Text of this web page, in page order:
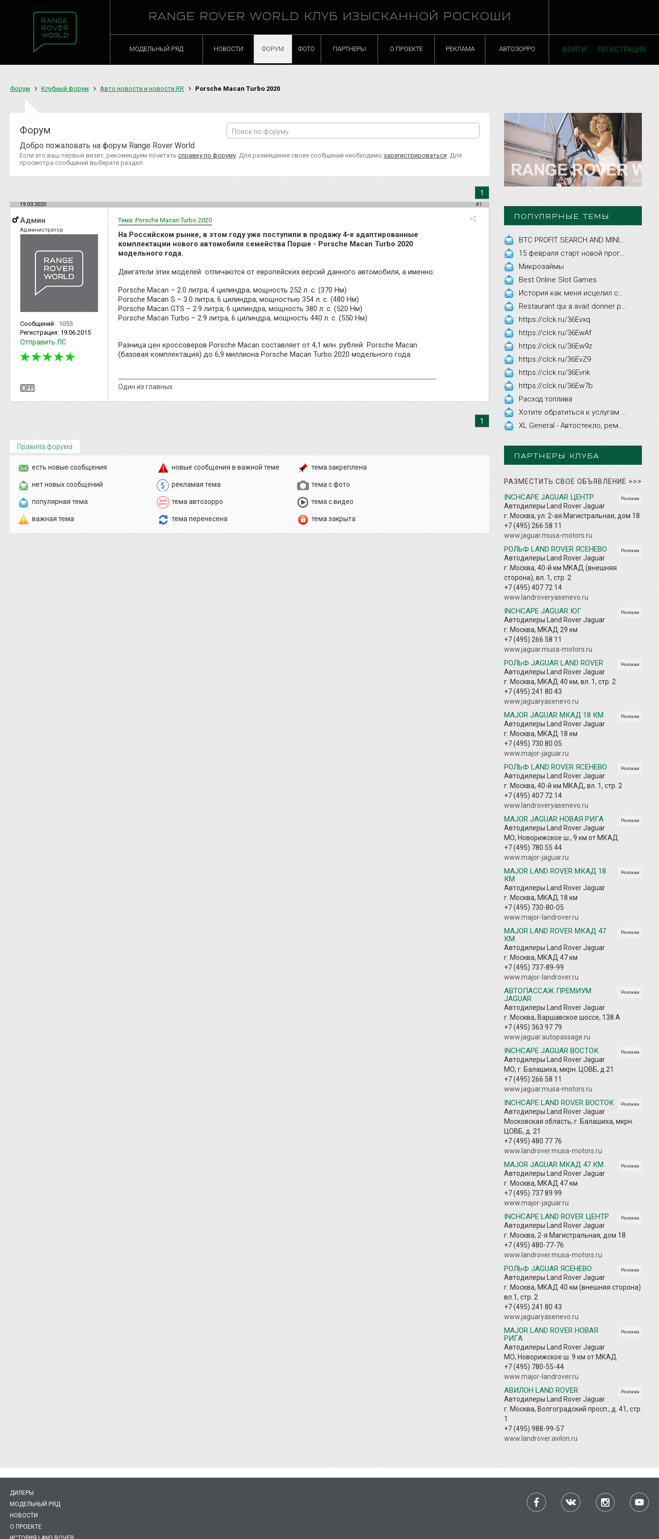
RANGE ROVER WORLD КЛУБ ИЗЫСКАННОЙ РОСКОШИ
МОДЕЛЬНЫЙ РЯД НОВОСТИ ФОРУМ ФОТО ПАРТНЕРЫ О ПРОЕКТЕ РЕКЛАМА АВТОЗОРРО ВОЙТИ РЕГИСТРАЦИЯ
Форум Клубный форум Авто новости и новости RR Porsche Macan Turbo 2020
Форум
Добро пожаловать на форум Range Rover World
Если это ваш первый визит, рекомендуем почитать справку по форуму . Для размещения своих сообщений необходимо зарегистрироваться . Для
просмотра сообщений выберите раздел.
1
19.03.2020 #1
Админ
Администратор
Сообщений: 1055
Регистрация: 19.06.2015
Отправить ЛС
Тема: Porsche Macan Turbo 2020
На Российском рынке, в этом году уже поступили в продажу 4-е адаптированные
комплектации нового автомобиля семейства Порше - Porsche Macan Turbo 2020
модельного года.
Двигатели этих моделей отличаются от европейских версий данного автомобиля, а именно:
Porsche Macan – 2.0 литра, 4 цилиндра, мощность 252 л. с. (370 Нм)
Porsche Macan S – 3.0 литра, 6 цилиндра, мощностью 354 л. с. (480 Нм)
Porsche Macan GTS – 2.9 литра, 6 цилиндра, мощность 380 л. с. (520 Нм)
Porsche Macan Turbo – 2.9 литра, 6 цилиндра, мощность 440 л. с. (550 Нм)
Разница цен кроссоверов Porsche Macan составляет от 4,1 млн. рублей Porsche Macan
(базовая комплектация) до 6,9 миллиона Porsche Macan Turbo 2020 модельного года.
Один из главных
1
Правила форума
есть новые сообщения
нет новых сообщений
популярная тема
важная тема
новые сообщения в важной теме
рекламая тема
тема автозорро
тема перенесена
тема закреплена
тема с фото
тема с видео
тема закрыта
ПОПУЛЯРНЫЕ ТЕМЫ
Микрозаймы
Best Online Slot Games
https://clck.ru/36Evxq
https://clck.ru/36EwAf
https://clck.ru/36Ew9z
https://clck.ru/36EvZ9
https://clck.ru/36Evnk
https://clck.ru/36Ew7b
Расход топлива
ПАРТНЕРЫ КЛУБА
РАЗМЕСТИТЬ СВОЕ ОБЪЯВЛЕНИЕ >>>
Реклама
INCHCAPE JAGUAR ЦЕНТР
Автодилеры Land Rover Jaguar
г. Москва, ул. 2-ая Магистральная, дом 18
+7 (495) 266 58 11
www.jaguar.musa-motors.ru
Реклама
РОЛЬФ LAND ROVER ЯСЕНЕВО
Автодилеры Land Rover Jaguar
г. Москва, 40-й км МКАД (внешняя
сторона), вл. 1, стр. 2
+7 (495) 407 72 14
www.landroveryasenevo.ru
Реклама
INCHCAPE JAGUAR ЮГ
Автодилеры Land Rover Jaguar
г. Москва, МКАД 29 км
+7 (495) 266 58 11
www.jaguar.musa-motors.ru
Реклама
РОЛЬФ JAGUAR LAND ROVER
Автодилеры Land Rover Jaguar
г. Москва, МКАД 40 км, вл. 1, стр. 2
+7 (495) 241 80 43
www.jaguaryasenevo.ru
Реклама
MAJOR JAGUAR МКАД 18 КМ
Автодилеры Land Rover Jaguar
г. Москва, МКАД 18 км
+7 (495) 730 80 05
www.major-jaguar.ru
Реклама
РОЛЬФ LAND ROVER ЯСЕНЕВО
Автодилеры Land Rover Jaguar
г. Москва, 40-й км МКАД, вл. 1, стр. 2
+7 (495) 407 72 14
www.landroveryasenevo.ru
Реклама
MAJOR JAGUAR НОВАЯ РИГА
Автодилеры Land Rover Jaguar
МО, Новорижское ш., 9 км от МКАД
+7 (495) 780 55 44
www.major-jaguar.ru
Реклама
MAJOR LAND ROVER МКАД 18
КМ
Автодилеры Land Rover Jaguar
г. Москва, МКАД 18 км
+7 (495) 730-80-05
www.major-landrover.ru
Реклама
MAJOR LAND ROVER МКАД 47
КМ
Автодилеры Land Rover Jaguar
г. Москва, МКАД 47 км
+7 (495) 737-89-99
www.major-landrover.ru
Реклама
АВТОПАССАЖ ПРЕМИУМ
JAGUAR
Автодилеры Land Rover Jaguar
г. Москва, Варшавское шоссе, 138 А
+7 (495) 363 97 79
www.jaguar.autopassage.ru
Реклама
INCHCAPE JAGUAR ВОСТОК
Автодилеры Land Rover Jaguar
МО, г. Балашиха, мкрн. ЦОВБ, д.21
+7 (495) 266 58 11
www.jaguar.musa-motors.ru
Реклама
INCHCAPE LAND ROVER ВОСТОК
Автодилеры Land Rover Jaguar
Московская область, г. Балашиха, мкрн.
ЦОВБ, д. 21
+7 (495) 480 77 76
www.landrover.musa-motors.ru
Реклама
MAJOR JAGUAR МКАД 47 КМ
Автодилеры Land Rover Jaguar
г. Москва, МКАД 47 км
+7 (495) 737 89 99
www.major-jaguar.ru
Реклама
INCHCAPE LAND ROVER ЦЕНТР
Автодилеры Land Rover Jaguar
г. Москва, 2-я Магистральная, дом 18
+7 (495) 480-77-76
www.landrover.musa-motors.ru
Реклама
РОЛЬФ JAGUAR ЯСЕНЕВО
Автодилеры Land Rover Jaguar
г. Москва, МКАД 40 км (внешняя сторона)
вл.1, стр. 2
+7 (495) 241 80 43
www.jaguaryasenevo.ru
Реклама
MAJOR LAND ROVER НОВАЯ
РИГА
Автодилеры Land Rover Jaguar
МО, Новорижское ш. 9 км от МКАД
+7 (495) 780-55-44
www.major-landrover.ru
Реклама
АВИЛОН LAND ROVER
Автодилеры Land Rover Jaguar
г. Москва, Волгоградский просп., д. 41, стр.
1
+7 (495) 988-99-57
www.landrover.avilon.ru
ДИЛЕРЫ
МОДЕЛЬНЫЙ РЯД
НОВОСТИ
О ПРОЕКТЕ